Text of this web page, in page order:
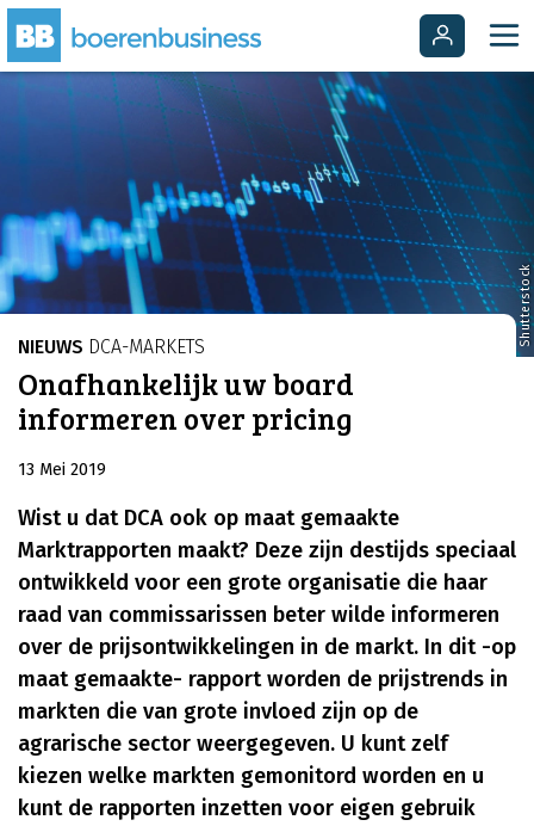
Shutterstock
NIEUWS DCA-MARKETS
Onafhankelijk uw board
informeren over pricing
13 Mei 2019
Wist u dat DCA ook op maat gemaakte
Marktrapporten maakt? Deze zijn destijds speciaal
ontwikkeld voor een grote organisatie die haar
raad van commissarissen beter wilde informeren
over de prijsontwikkelingen in de markt. In dit -op
maat gemaakte- rapport worden de prijstrends in
markten die van grote invloed zijn op de
agrarische sector weergegeven. U kunt zelf
kiezen welke markten gemonitord worden en u
kunt de rapporten inzetten voor eigen gebruik